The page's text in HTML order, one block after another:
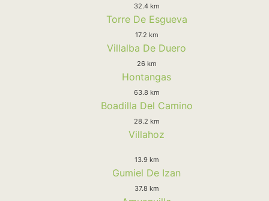
32.4 km
Torre De Esgueva
17.2 km
Villalba De Duero
26 km
Hontangas
63.8 km
Boadilla Del Camino
28.2 km
Villahoz
13.9 km
Gumiel De Izan
37.8 km